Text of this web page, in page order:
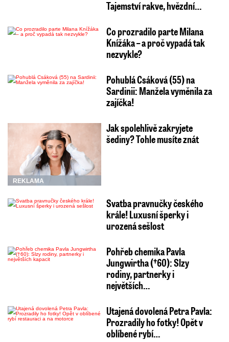
Tajemství rakve, hvězdní…
Co prozradilo parte Milana
Knížáka – a proč vypadá tak
nezvykle?
Pohublá Csáková (55) na
Sardinii: Manžela vyměnila za
zajíčka!
REKLAMA
Jak spolehlivě zakryjete
šediny? Tohle musíte znát
Svatba pravnučky českého
krále! Luxusní šperky i
urozená sešlost
Pohřeb chemika Pavla
Jungwirtha (†60): Slzy
rodiny, partnerky i
největších…
Utajená dovolená Petra Pavla:
Prozradily ho fotky! Opět v
oblíbené rybí…